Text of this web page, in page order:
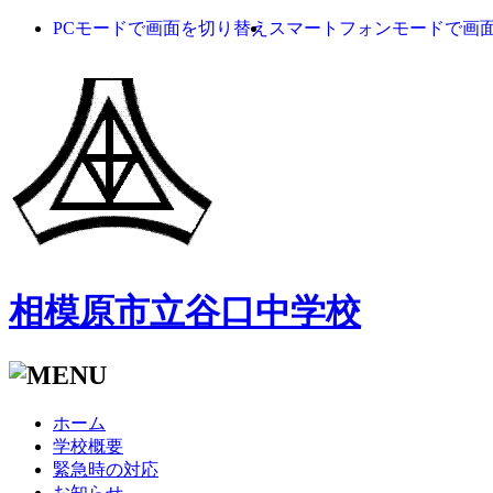
PCモードで画面を切り替え スマートフォンモードで画
相模原市立谷口中学校
ホーム
学校概要
緊急時の対応